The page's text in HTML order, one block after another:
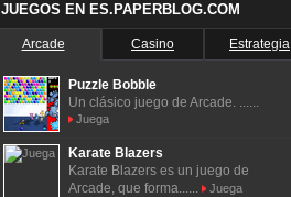
JUEGOS EN ES.PAPERBLOG.COM
Arcade Casino Estrategia
Puzzle Bobble
Un clásico juego de Arcade. ......
Juega
Karate Blazers
Karate Blazers es un juego de
Arcade, que forma......
Juega